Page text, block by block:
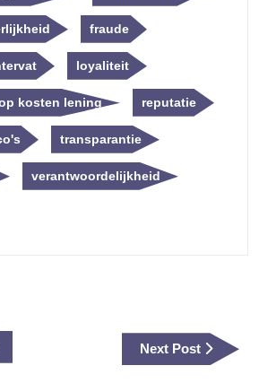
fraude
loyaliteit
kosten lening reputatie
transparantie
verantwoordelijkheid
Next Post
Next
Post